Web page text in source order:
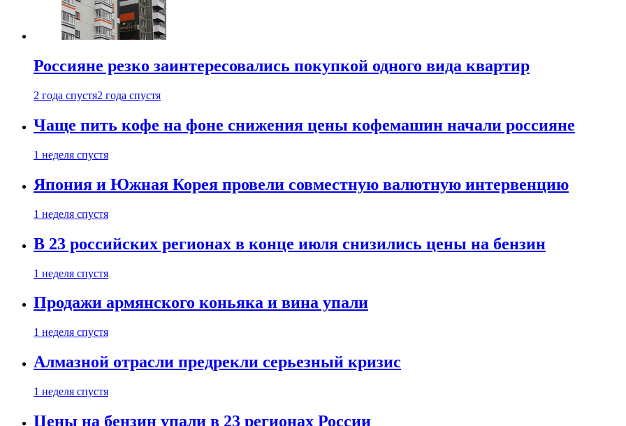
Россияне резко заинтересовались покупкой одного вида квартир
2 года спустя2 года спустя
Чаще пить кофе на фоне снижения цены кофемашин начали россияне
1 неделя спустя
Япония и Южная Корея провели совместную валютную интервенцию
1 неделя спустя
В 23 российских регионах в конце июля снизились цены на бензин
1 неделя спустя
Продажи армянского коньяка и вина упали
1 неделя спустя
Алмазной отрасли предрекли серьезный кризис
1 неделя спустя
Цены на бензин упали в 23 регионах России